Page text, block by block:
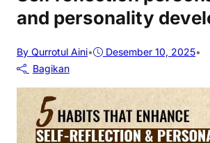
and personality
By Qurrotul Aini• Desember 10, 2025•
Bagikan